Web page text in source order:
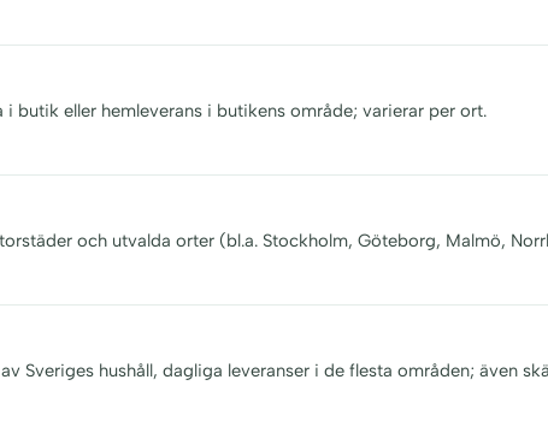
butik eller hemleverans i butikens område; varierar per ort.
och utvalda orter (bl.a. Stockholm, Göteborg, Malmö,
Sveriges hushåll, dagliga leveranser i de flesta områden; även